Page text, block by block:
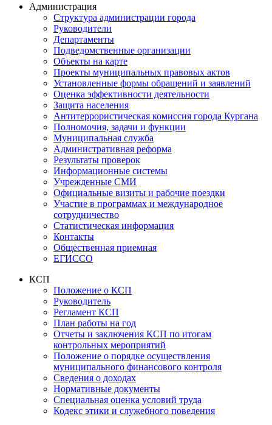
Администрация
Структура администрации города
Руководители
Департаменты
Подведомственные организации
Объекты на карте
Проекты муниципальных правовых актов
Установленные формы обращений и заявлений
Оценка эффективности деятельности
Защита населения
Антитеррористическая комиссия города Кургана
Полномочия, задачи и функции
Муниципальная служба
Административная реформа
Результаты проверок
Информационные системы
Учрежденные СМИ
Официальные визиты и рабочие поездки
Участие в программах и международное
сотрудничество
Статистическая информация
Контакты
Общественная приемная
ЕГИССО
КСП
Положение о КСП
Руководитель
Регламент КСП
План работы на год
Отчеты и заключения КСП по итогам
контрольных мероприятий
Положение о порядке осуществления
муниципального финансового контроля
Сведения о доходах
Нормативные документы
Специальная оценка условий труда
Кодекс этики и служебного поведения